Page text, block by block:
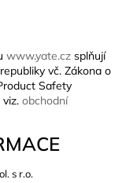
www.yate.cz splňují
vč. Zákona o
Safety
obchodní
s r.o.